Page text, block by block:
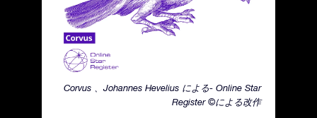
Corvus 、Johannes Hevelius による- Online Star
Register ©による改作